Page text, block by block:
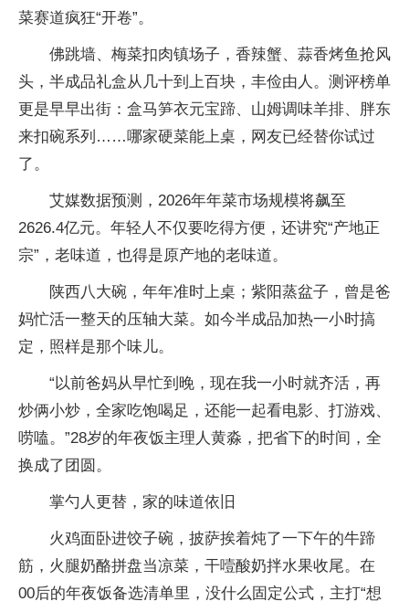
菜赛道疯狂“开卷”。
佛跳墙、梅菜扣肉镇场子，香辣蟹、蒜香烤鱼抢风
头，半成品礼盒从几十到上百块，丰俭由人。测评榜单
更是早早出街：盒马笋衣元宝蹄、山姆调味羊排、胖东
来扣碗系列……哪家硬菜能上桌，网友已经替你试过
了。
艾媒数据预测，2026年年菜市场规模将飙至
2626.4亿元。年轻人不仅要吃得方便，还讲究“产地正
宗”，老味道，也得是原产地的老味道。
陕西八大碗，年年准时上桌；紫阳蒸盆子，曾是爸
妈忙活一整天的压轴大菜。如今半成品加热一小时搞
定，照样是那个味儿。
“以前爸妈从早忙到晚，现在我一小时就齐活，再
炒俩小炒，全家吃饱喝足，还能一起看电影、打游戏、
唠嗑。”28岁的年夜饭主理人黄淼，把省下的时间，全
换成了团圆。
掌勺人更替，家的味道依旧
火鸡面卧进饺子碗，披萨挨着炖了一下午的牛蹄
筋，火腿奶酪拼盘当凉菜，干噎酸奶拌水果收尾。在
00后的年夜饭备选清单里，没什么固定公式，主打“想